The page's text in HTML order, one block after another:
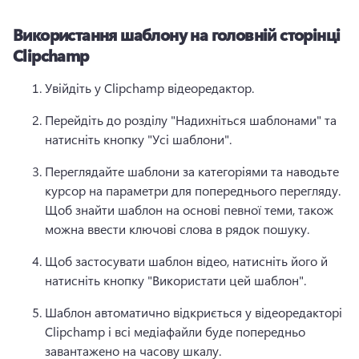
Використання шаблону на головній сторінці
Clipchamp
Увійдіть у Clipchamp відеоредактор.
Перейдіть до розділу "Надихніться шаблонами" та
натисніть кнопку "Усі шаблони".
Переглядайте шаблони за категоріями та наводьте
Щоб знайти шаблон на основі певної теми, також
можна ввести ключові слова в рядок пошуку.
Щоб застосувати шаблон відео, натисніть його й
натисніть кнопку "Використати цей шаблон".
Шаблон автоматично відкриється у відеоредакторі
Clipchamp і всі медіафайли буде попередньо
завантажено на часову шкалу.